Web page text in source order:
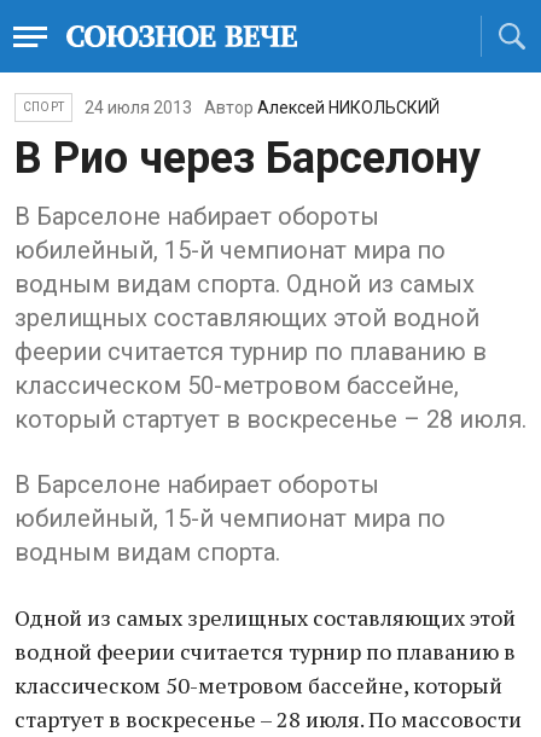
СПОРТ 24 июля 2013 Автор Алексей НИКОЛЬСКИЙ
В Рио через Барселону
В Барселоне набирает обороты
юбилейный, 15-й чемпионат мира по
водным видам спорта. Одной из самых
зрелищных составляющих этой водной
феерии считается турнир по плаванию в
классическом 50-метровом бассейне,
который стартует в воскресенье – 28 июля.
В Барселоне набирает обороты
юбилейный, 15-й чемпионат мира по
водным видам спорта.
Одной из самых зрелищных составляющих этой
водной феерии считается турнир по плаванию в
классическом 50-метровом бассейне, который
стартует в воскресенье – 28 июля. По массовости